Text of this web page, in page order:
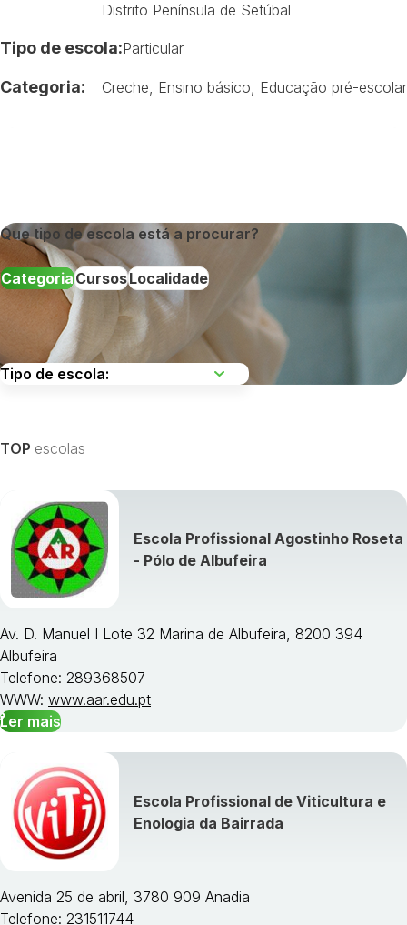
Distrito Península de Setúbal
Tipo de escola:Particular
Categoria: Creche, Ensino básico, Educação pré-escolar
Que tipo de escola está a procurar?
CategoriaCursosLocalidade
Visualizar todos os cursos »
TOP escolas
Escola Profissional Agostinho Roseta
- Pólo de Albufeira
Av. D. Manuel I Lote 32 Marina de Albufeira, 8200 394
Albufeira
Telefone: 289368507
WWW: www.aar.edu.pt
Ler mais
Escola Profissional de Viticultura e
Enologia da Bairrada
Avenida 25 de abril, 3780 909 Anadia
Telefone: 231511744